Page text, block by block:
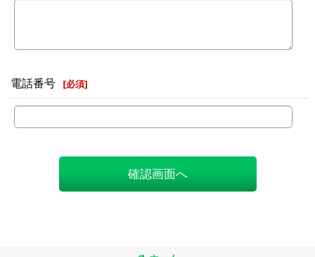
電話番号 [必須]
確認画面へ